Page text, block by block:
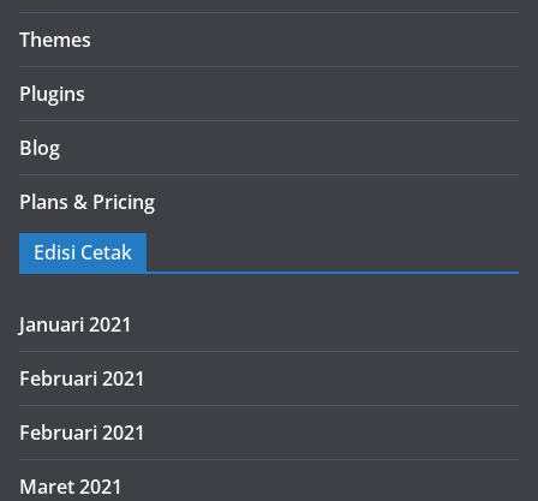
Themes
Plugins
Blog
Plans & Pricing
Edisi Cetak
Januari 2021
Februari 2021
Februari 2021
Maret 2021